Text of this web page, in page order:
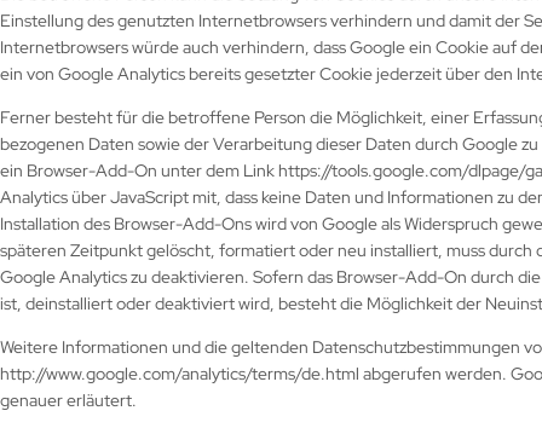
Einstellung des genutzten Internetbrowsers verhindern und damit der
Internetbrowsers würde auch verhindern, dass Google ein Cookie auf
ein von Google Analytics bereits gesetzter Cookie jederzeit über den
Ferner besteht für die betroffene Person die Möglichkeit, einer
bezogenen Daten sowie der Verarbeitung dieser Daten durch Google
ein Browser-Add-On unter dem Link https://tools.google.com/dlpage/
Analytics über JavaScript mit, dass keine Daten und Informationen zu
Installation des Browser-Add-Ons wird von Google als Widerspruch
späteren Zeitpunkt gelöscht, formatiert oder neu installiert, muss
Google Analytics zu deaktivieren. Sofern das Browser-Add-On durch
ist, deinstalliert oder deaktiviert wird, besteht die Möglichkeit der
Weitere Informationen und die geltenden Datenschutzbestimmungen
http://www.google.com/analytics/terms/de.html abgerufen werden.
genauer erläutert.